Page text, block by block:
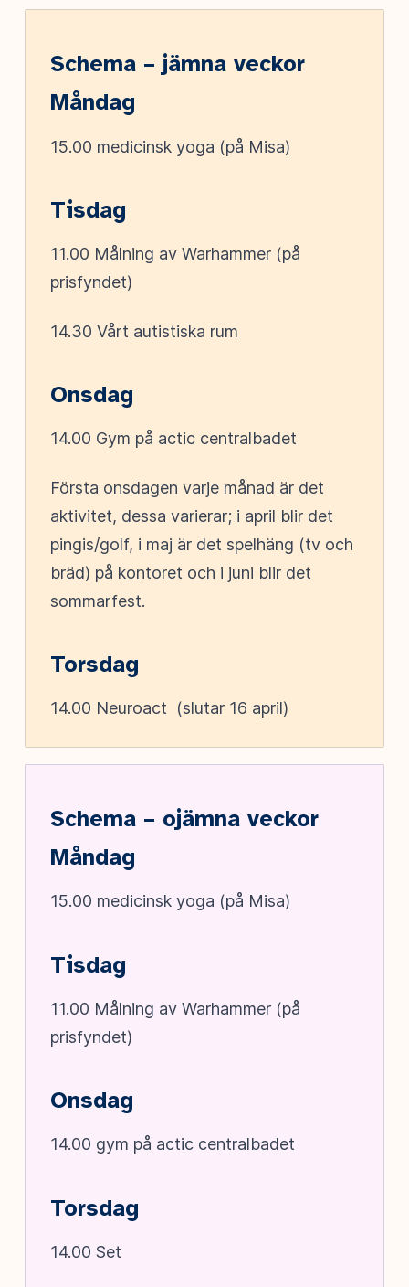
Schema – jämna veckor
Måndag
15.00 medicinsk yoga (på Misa)
Tisdag
11.00 Målning av Warhammer (på
prisfyndet)
14.30 Vårt autistiska rum
Onsdag
14.00 Gym på actic centralbadet
Första onsdagen varje månad är det
aktivitet, dessa varierar; i april blir det
pingis/golf, i maj är det spelhäng (tv och
bräd) på kontoret och i juni blir det
sommarfest.
Torsdag
14.00 Neuroact (slutar 16 april)
Schema – ojämna veckor
Måndag
15.00 medicinsk yoga (på Misa)
Tisdag
11.00 Målning av Warhammer (på
prisfyndet)
Onsdag
14.00 gym på actic centralbadet
Torsdag
14.00 Set